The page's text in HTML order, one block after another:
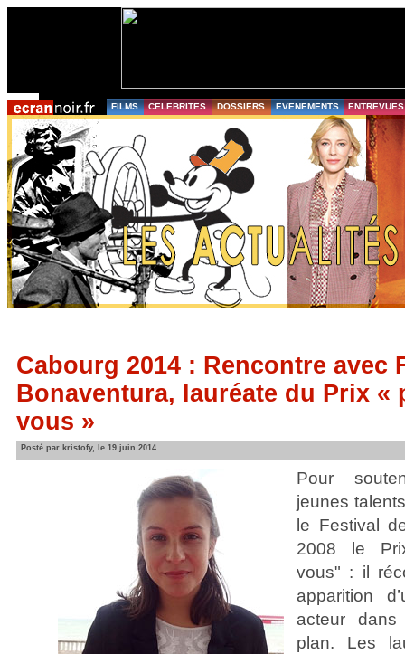
FILMS CELEBRITES DOSSIERS EVENEMENTS ENTREVUES
Cabourg 2014 : Rencontre avec
Bonaventura, lauréate du Prix «
vous »
Posté par kristofy, le 19 juin 2014
Pour
jeunes
le Festival
2008 le
vous" : il
apparition
acteur
plan. Les